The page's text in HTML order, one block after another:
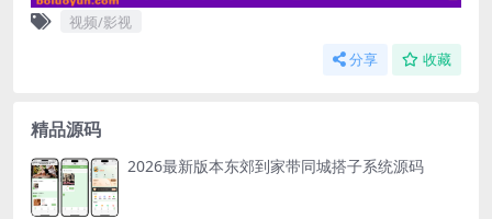
视频/影视
分享 收藏
精品源码
2026最新版本东郊到家带同城搭子系统源码